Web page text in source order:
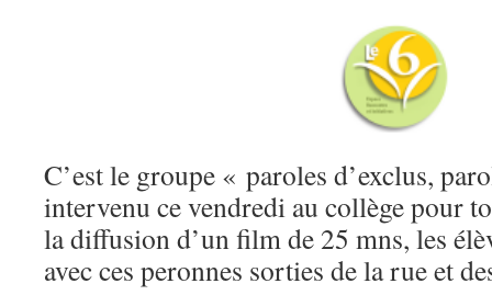
C’est le groupe « paroles d’exclus,
intervenu ce vendredi au collège pour
la diffusion d’un film de 25 mns, les
avec ces peronnes sorties de la rue et